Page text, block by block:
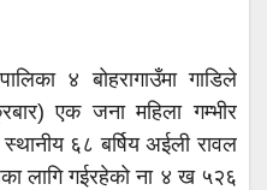
४ बोहरागाउँमा गाडिले
एक जना महिला गम्भीर
६८ बर्षिय अईली रावल
लागि गईरहेको ना ४ ख ५२६